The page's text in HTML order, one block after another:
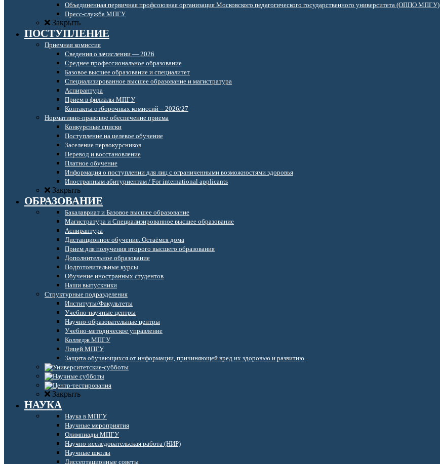
Объединенная первичная профсоюзная организация Московского педагогического государственного университета (ОППО МПГУ)
Пресс-служба МПГУ
Закрыть
ПОСТУПЛЕНИЕ
Приемная комиссия
Сведения о зачислении — 2026
Среднее профессиональное образование
Базовое высшее образование и специалитет
Специализированное высшее образование и магистратура
Аспирантура
Прием в филиалы МПГУ
Контакты отборочных комиссий – 2026/27
Нормативно-правовое обеспечение приема
Конкурсные списки
Поступление на целевое обучение
Заселение первокурсников
Перевод и восстановление
Платное обучение
Информация о поступлении для лиц с ограниченными возможностями здоровья
Иностранным абитуриентам / For international applicants
Закрыть
ОБРАЗОВАНИЕ
Бакалавриат и Базовое высшее образование
Магистратура и Специализированное высшее образование
Аспирантура
Дистанционное обучение. Остаёмся дома
Прием для получения второго высшего образования
Дополнительное образование
Подготовительные курсы
Обучение иностранных студентов
Наши выпускники
Структурные подразделения
Институты/Факультеты
Учебно-научные центры
Научно-образовательные центры
Учебно-методическое управление
Колледж МПГУ
Лицей МПГУ
Защита обучающихся от информации, причиняющей вред их здоровью и развитию
Закрыть
НАУКА
Наука в МПГУ
Научные мероприятия
Олимпиады МПГУ
Научно-исследовательская работа (НИР)
Научные школы
Диссертационные советы